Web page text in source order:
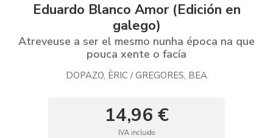
Eduardo Blanco Amor (Edición en
galego)
Atreveuse a ser el mesmo nunha época na que
pouca xente o facía
DOPAZO, ÈRIC / GREGORES, BEA
14,96 €
IVA incluido